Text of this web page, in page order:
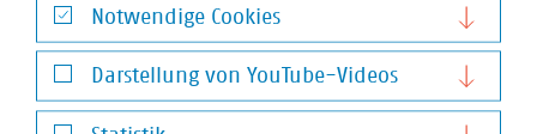
Andreas Seifert
Stellv. Abteilungsleiter Recht, Finanzen und Steuern
und Bereichsleiter Recht
Notwendige Cookies
Notwendige Cookies
Darstellung von YouTube-Videos
Darstellung von YouTube-Videos